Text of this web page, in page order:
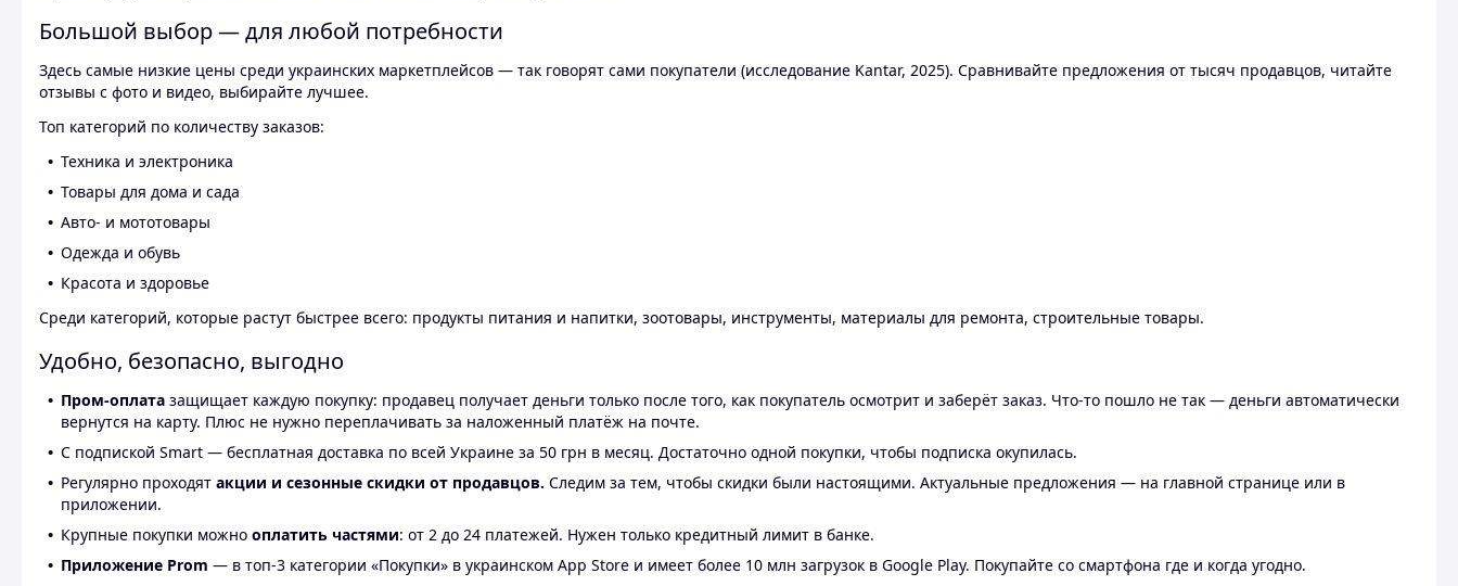
Большой выбор — для любой потребности
Здесь самые низкие цены среди украинских маркетплейсов — так говорят сами покупатели (исследование Kantar, 2025). Сравнивайте предложения от тысяч продавцов, читайте
отзывы с фото и видео, выбирайте лучшее.
Топ категорий по количеству заказов:
Техника и электроника
Товары для дома и сада
Авто- и мототовары
Одежда и обувь
Красота и здоровье
Среди категорий, которые растут быстрее всего: продукты питания и напитки, зоотовары, инструменты, материалы для ремонта, строительные товары.
Удобно, безопасно, выгодно
Пром-оплата защищает каждую покупку: продавец получает деньги только после того, как покупатель осмотрит и заберёт заказ. Что-то пошло не так — деньги автоматически
вернутся на карту. Плюс не нужно переплачивать за наложенный платёж на почте.
С подпиской Smart — бесплатная доставка по всей Украине за 50 грн в месяц. Достаточно одной покупки, чтобы подписка окупилась.
Регулярно проходят акции и сезонные скидки от продавцов. Следим за тем, чтобы скидки были настоящими. Актуальные предложения — на главной странице или в
приложении.
Крупные покупки можно оплатить частями: от 2 до 24 платежей. Нужен только кредитный лимит в банке.
Приложение Prom — в топ-3 категории «Покупки» в украинском App Store и имеет более 10 млн загрузок в Google Play. Покупайте со смартфона где и когда угодно.